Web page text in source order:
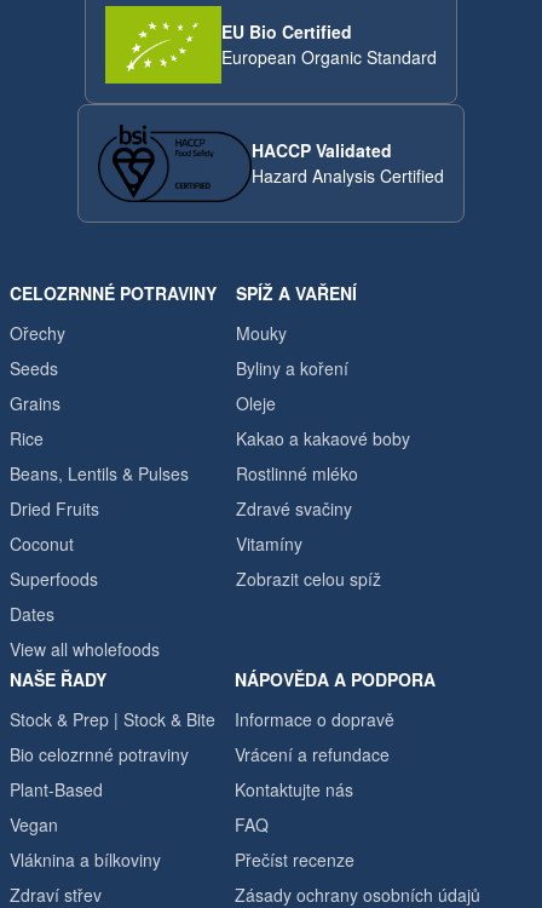
EU Bio Certified
European Organic Standard
HACCP Validated
Hazard Analysis Certified
CELOZRNNÉ POTRAVINY
Ořechy
Seeds
Grains
Rice
Beans, Lentils & Pulses
Dried Fruits
Coconut
Superfoods
Dates
View all wholefoods
SPÍŽ A VAŘENÍ
Mouky
Byliny a koření
Oleje
Kakao a kakaové boby
Rostlinné mléko
Zdravé svačiny
Vitamíny
Zobrazit celou spíž
NAŠE ŘADY
Stock & Prep | Stock & Bite
Bio celozrnné potraviny
Plant-Based
Vegan
Vláknina a bílkoviny
Zdraví střev
NÁPOVĚDA A PODPORA
Informace o dopravě
Vrácení a refundace
Kontaktujte nás
FAQ
Přečíst recenze
Zásady ochrany osobních údajů